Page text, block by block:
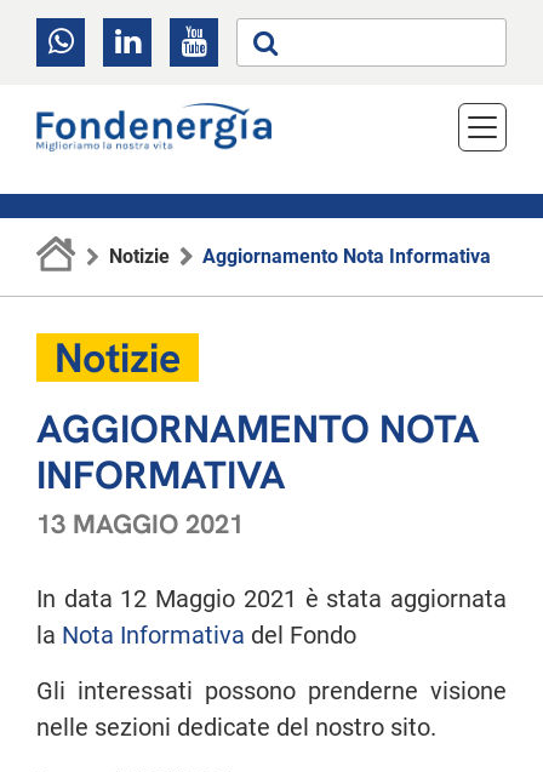
Notizie Aggiornamento Nota Informativa
Notizie
AGGIORNAMENTO NOTA
INFORMATIVA
13 MAGGIO 2021
In data 12 Maggio 2021 è stata aggiornata
la Nota Informativa del Fondo
Gli interessati possono prenderne visione
nelle sezioni dedicate del nostro sito.